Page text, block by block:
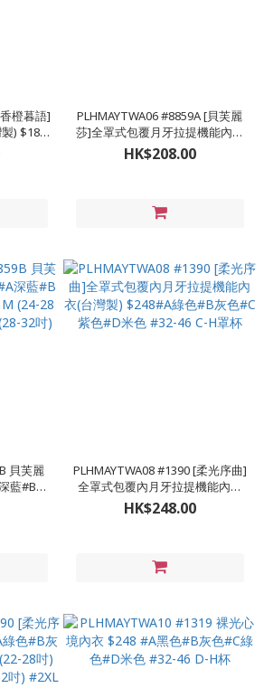
) $188
、
PLHMAYTWA06 #8859A [貝芙麗
莎]全罩式包覆月牙拉提機能內衣
(台灣製) $208 #A深藍#B咖色#C
綠色#D粉色 #32C~42C，
HK$208.00
貝芙麗
28吋)
吋)
PLHMAYTWA08 #1390 [柔光序曲]
全罩式包覆內月牙拉提機能內衣
(台灣製) $248#A綠色#B灰色#C紫
色#D米色 #32-46 C-H罩杯
HK$248.00